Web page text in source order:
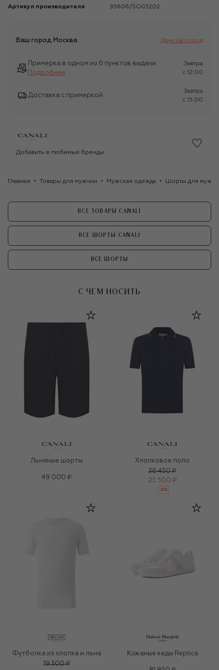
Артикул производителя 95606/SG03202
Ваш город Москва Другой город
Примерка в одном из 6 пунктов выдачи
Подробнее
Завтра
c 12:00
Доставка с примеркой
Завтра
c 13:00
Добавить в любимые бренды
Главная Товары для мужчин Мужская одежда Шорты для
ВСЕ ТОВАРЫ CANALI
ВСЕ ШОРТЫ CANALI
ВСЕ ШОРТЫ
С ЧЕМ НОСИТЬ
Льняные шорты
49 000 ₽
Хлопковое поло
36 450 ₽
25 500 ₽
-30%
Футболка из хлопка и льна
19 300 ₽
Кожаные кеды Replica